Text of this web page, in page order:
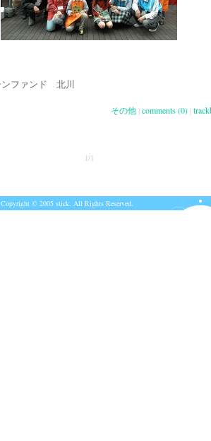
ンファンド 北川
その他 |comments (0) |
1/1
Copyright © 2005 stick. All Rights Reserved.